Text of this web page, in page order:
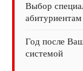
Выбор
абитуриентам
Год после
системой